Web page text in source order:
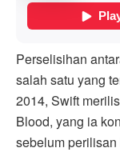
Perselisihan
salah satu yang
2014, Swift
Blood, yang ia
sebelum